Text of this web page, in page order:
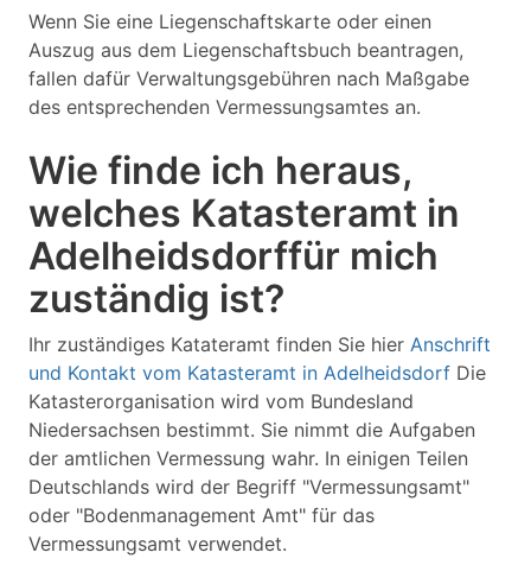
Wenn Sie eine Liegenschaftskarte oder einen
Auszug aus dem Liegenschaftsbuch beantragen,
fallen dafür Verwaltungsgebühren nach Maßgabe
des entsprechenden Vermessungsamtes an.
Wie finde ich heraus,
welches Katasteramt in
Adelheidsdorffür mich
zuständig ist?
Ihr zuständiges Katateramt finden Sie hier Anschrift
und Kontakt vom Katasteramt in Adelheidsdorf Die
Katasterorganisation wird vom Bundesland
Niedersachsen bestimmt. Sie nimmt die Aufgaben
der amtlichen Vermessung wahr. In einigen Teilen
Deutschlands wird der Begriff "Vermessungsamt"
oder "Bodenmanagement Amt" für das
Vermessungsamt verwendet.